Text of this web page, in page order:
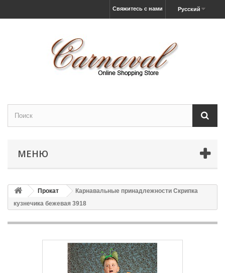
Русский
Свяжитесь с нами
МЕНЮ
Прокат
Карнавальные принадлежности Скрипка
кузнечика бежевая 3918